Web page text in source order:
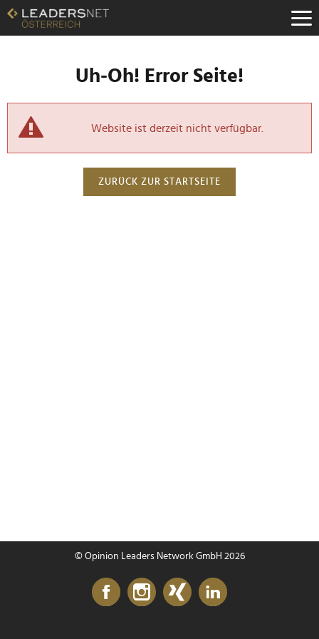
Uh-Oh! Error Seite!
Website ist derzeit nicht verfügbar.
ZURÜCK ZUR STARTSEITE
© Opinion Leaders Network GmbH 2026